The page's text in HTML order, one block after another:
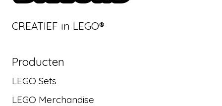
CREATIEF in LEGO®
Producten
LEGO Sets
LEGO Merchandise